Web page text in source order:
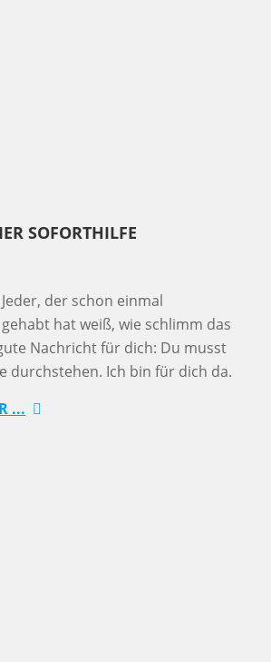
SOFORTHILFE
der schon einmal
hat weiß, wie schlimm das
Nachricht für dich: Du musst
durchstehen. Ich bin für dich da.
...